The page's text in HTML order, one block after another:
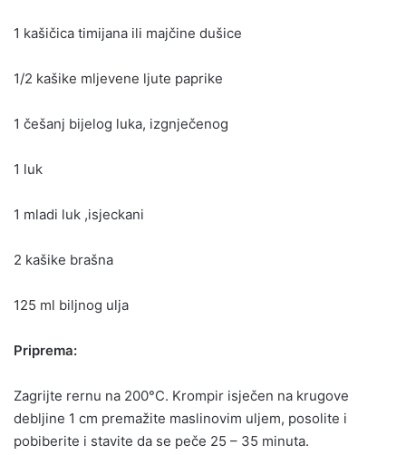
1 kašičica timijana ili majčine dušice
1/2 kašike mljevene ljute paprike
1 češanj bijelog luka, izgnječenog
1 luk
1 mladi luk ,isjeckani
2 kašike brašna
125 ml biljnog ulja
Priprema:
Zagrijte rernu na 200°C. Krompir isječen na krugove
debljine 1 cm premažite maslinovim uljem, posolite i
pobiberite i stavite da se peče 25 – 35 minuta.